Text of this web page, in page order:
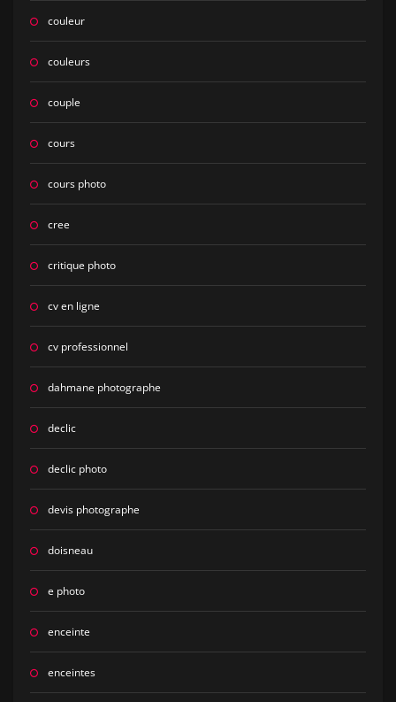
couleur
couleurs
couple
cours
cours photo
cree
critique photo
cv en ligne
cv professionnel
dahmane photographe
declic
declic photo
devis photographe
doisneau
e photo
enceinte
enceintes